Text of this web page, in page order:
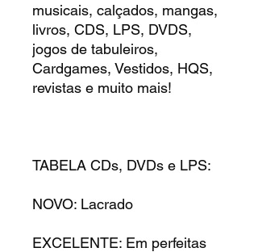
musicais, calçados, mangas,
livros, CDS, LPS, DVDS,
jogos de tabuleiros,
Cardgames, Vestidos, HQS,
revistas e muito mais!
TABELA CDs, DVDs e LPS:
NOVO: Lacrado
EXCELENTE: Em perfeitas